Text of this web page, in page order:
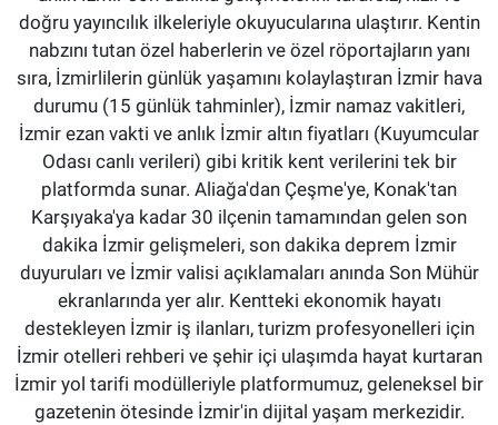
doğru yayıncılık ilkeleriyle okuyucularına ulaştırır. Kentin
nabzını tutan özel haberlerin ve özel röportajların yanı
sıra, İzmirlilerin günlük yaşamını kolaylaştıran İzmir hava
durumu (15 günlük tahminler), İzmir namaz vakitleri,
İzmir ezan vakti ve anlık İzmir altın fiyatları (Kuyumcular
Odası canlı verileri) gibi kritik kent verilerini tek bir
platformda sunar. Aliağa'dan Çeşme'ye, Konak'tan
Karşıyaka'ya kadar 30 ilçenin tamamından gelen son
dakika İzmir gelişmeleri, son dakika deprem İzmir
duyuruları ve İzmir valisi açıklamaları anında Son Mühür
ekranlarında yer alır. Kentteki ekonomik hayatı
destekleyen İzmir iş ilanları, turizm profesyonelleri için
İzmir otelleri rehberi ve şehir içi ulaşımda hayat kurtaran
İzmir yol tarifi modülleriyle platformumuz, geleneksel bir
gazetenin ötesinde İzmir'in dijital yaşam merkezidir.